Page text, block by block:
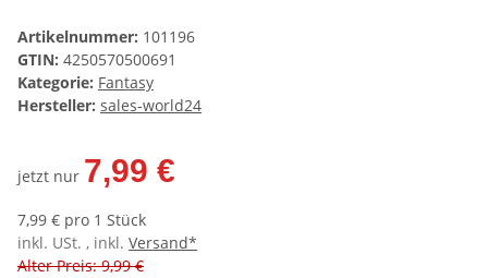
Artikelnummer: 101196
GTIN: 4250570500691
Kategorie: Fantasy
Hersteller: sales-world24
jetzt nur 7,99 €
7,99 € pro 1 Stück
inkl. USt. , inkl. Versand*
Alter Preis: 9,99 €